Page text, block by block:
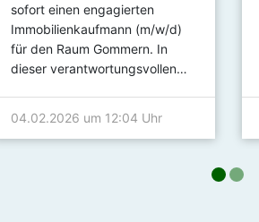
sofort einen engagierten
Immobilienkaufmann (m/w/d)
für den Raum Gommern. In
dieser verantwortungsvollen…
04.02.2026 um 12:04 Uhr